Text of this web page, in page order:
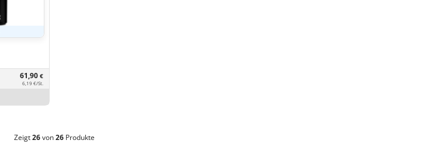
61,90 €
6,19 €/St.
Zeigt26von26 Produkte